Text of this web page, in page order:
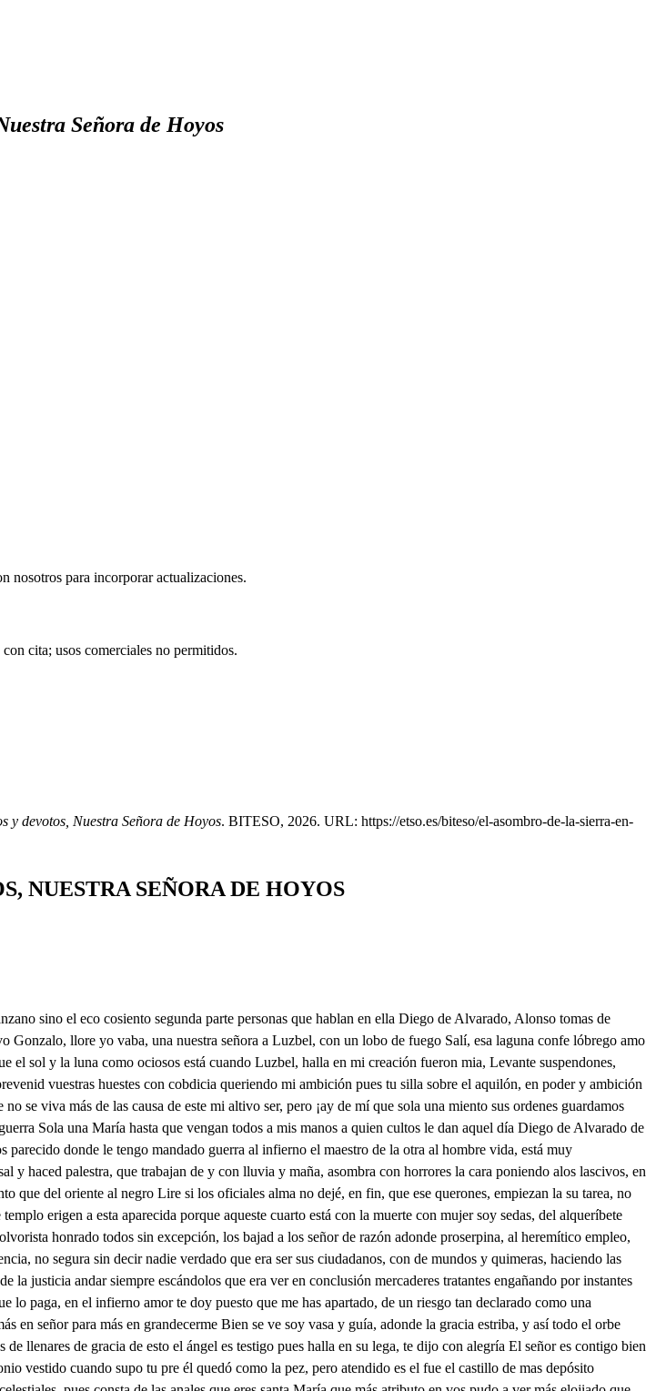
Señora de Hoyos
nosotros para incorporar actualizaciones.
cita; usos comerciales no permitidos.
y devotos, Nuestra Señora de Hoyos. BITESO, 2026. URL: https://etso.es/biteso/el-asombro-de-la-sierra-en-
NUESTRA SEÑORA DE HOYOS
beneficios Triste, pensamientos míos ser reina de todo el orbe satisfacer tanta deuda haras imaginaciones Quién quebranta tu cabeza y si había para mí sin luz, su ciencia mesma soy, Pues yo, arrando esos pinos, Funesta, y lóbrega noche no quieras que más te advierta luz, adonde mis pasos guías, que visten de esas contornos, oyo de don Francisco Luzbel, donde dirige y menerte esos riscos, elevas o la mata, Pero cielos! No es aquel con vegetables pinos, la he muerto; porque aquí don Francisco mi ansorte, de quien su madeja pero, está una vida arriesga, quien así mesmo se injuria el enfurecido roto prumpiendo sin razones y cuanto tantas me quita teniendo sobre sus hombros Pero cielos es aquella no satisface con ella ese tachonado lo vos, que emparo los crito sula, que en Juan Alonso desquiciando yo sus astros e mi honor, con liviandad sacaras tu saña fiera trastornándolos todos destos y disformes pues asido el ofensor esparcido en Mongibelos, Luzbel al oído de don en tan infame, cautela y en volcanes ambiciosos, ¿Qué esperas que no le matas, bien, mueran entrambos serán con bustos materias sabe yo, así mi ofensa voz que también me aconsejo Pero inmóviles las plantas de dónde naces, porque sin reservar flor, ni planta a dar un paso no aciertan de quien es se lo agradez, era bruto, dira, escollo, hasta el brazo que el acero de tu mesmo honor procede, que en cenizas no con fuera violento, su resistencia padecia, el que del bello ese elemento, logro y con labia e aplicada, fue formado, que solo arrastraré, cauteloso, aqueste primero en todo del hombre el promete son que es el alma cuyo espirtu y vete a los tenebros, en fartareos la labozos, la la poco infernales, pagará compropensión donde en tristes sollozos, lamente tu perdición sus mal nacidos rojos, en tormentos horrorosos, Allá más que tú nada puedes, sin su Dios todo logrado el sin cauteloso, no te permite que obras de mi soberbia ambición lo que conviene a su solio que con ardides dispongo de cuyo recto juzgado, y así de luz el minio serás siempre vil despojo hace guerra al orbe pues tu soberbia te puso porque vuestro general en estado tan penoso, empuña el basto heroico, Juan Alonso tomas de que la divina justicia Es muy arreglada en de la devoción estado Custodio, tú no me arguyas, he pasado aver la obra que están de más tus pasos que para templo se erije, sólo te digo, que yo a esa celestial aurora he de asaltar es foros, como en la parte primera y he de ganar, hoy más almas le consagre, muy de veras que hojas sustentan los troncos un par de bueyes, qué harás, que encluye arenas el mar las piedras y las maderas, samos el orbe todo no quisiera no faltar Pues que yo lo padezco Yo sin honra yo sin fama, que cesase la obra yo del vilipendio el blanco, mas veo que todo sobra y es Juan Alonso, la casa que es portento singular Muera el adultero, aleve, que es ver que apenas labraron que el casto hecho profana, unas piedras angulares de mi honor. que estás se acrecentaron fantástica ilusión de de unas amillares, del sueño y como de vanas que es ver, pues que las maderas en su disparada idea, no se arrastraron cuarenta apariencias que contrastan y hay número tan crecido al más despierto sentido que ya se pierde la cuenta hasta sus remotas causas que es ver, pues el material le tirarme quiero antes de la arena y de la cal. que don Fancisco, despierte tan estrecho y limitado, que puede hacerle armona, que dudaban los maestros el hallarme aquí presente a ver la obra, comenzado, traidor, y aleve sueño que es ver que estos materiales, con que facilidad miento sobran todos amontones, imprimiendo halla encarado, que acaban las cornisas del de obscurecerle los cases, y sentillones Juan Alonso tomos muera. que es ver Muera Isabel, pues se atreven, a establecer mi deshonra pero reclinado un hombre contra las divinas leyes miro a la margen de un pir, pero yo, mas como cuando vociferando, entre sí, tan impensado accidente quiero acercarme oírlo, accidente, miente el la Aparécese a Francisco a la cortina, y natural fue esponderse, le costado al pie de un pero con Carpa y en la mano una pistola, El fuego y comunicarte, ocasión para gente que al matrimonio se debe porque cuando el agresor más cuando, mi Isabel de muchos antecedentes infinito, aunque imprudente infiero, su gran lealtad por delante del cadáver pasa, su indemnidad, evidente de quien dio la muerte su castidad lo de muestra naturalmente el cadáver Su virtud lo desvanece, la sangre, aunque fria vierte su cariño lo atropella, como quien dice mirad su semblante lo os vierte quien medio la injusta muerte miente la lengua traidora, o yo, como padezco que me indujo a que creí, muerte juve por la injuria una presumas, la loca, que contra mí se establece, una en tempestiva suerte y entregado, estaba al sueño nata, tan infamo, que es símbolo de la muerte y una escandalosa muerte natural esta escopeta, Luzbel, y le dice alos por la misma causa vuelve de su dueño señalando lamente porque en fama, con su artificiosa vos, el q